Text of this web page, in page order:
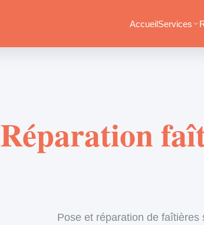
AccueilServices
Réparation
Pose et réparation de